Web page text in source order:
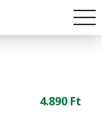
4.890 Ft